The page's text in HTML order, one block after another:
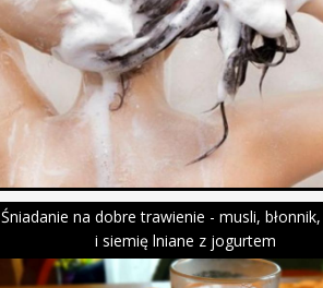
Śniadanie na dobre trawienie - musli,
i siemię lniane z jogurtem